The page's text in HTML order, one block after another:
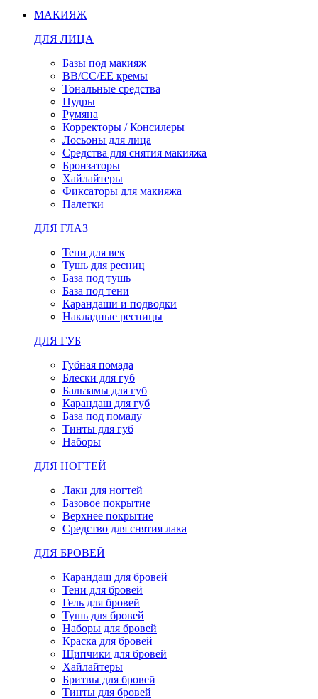
МАКИЯЖ
ДЛЯ ЛИЦА
Базы под макияж
BB/CC/EE кремы
Тональные средства
Пудры
Румяна
Корректоры / Консилеры
Лосьоны для лица
Средства для снятия макияжа
Бронзаторы
Хайлайтеры
Фиксаторы для макияжа
Палетки
ДЛЯ ГЛАЗ
Тени для век
Тушь для ресниц
База под тушь
База под тени
Карандаши и подводки
Накладные ресницы
ДЛЯ ГУБ
Губная помада
Блески для губ
Бальзамы для губ
Карандаш для губ
База под помаду
Тинты для губ
Наборы
ДЛЯ НОГТЕЙ
Лаки для ногтей
Базовое покрытие
Верхнее покрытие
Средство для снятия лака
ДЛЯ БРОВЕЙ
Карандаш для бровей
Тени для бровей
Гель для бровей
Тушь для бровей
Наборы для бровей
Краска для бровей
Щипчики для бровей
Хайлайтеры
Бритвы для бровей
Тинты для бровей